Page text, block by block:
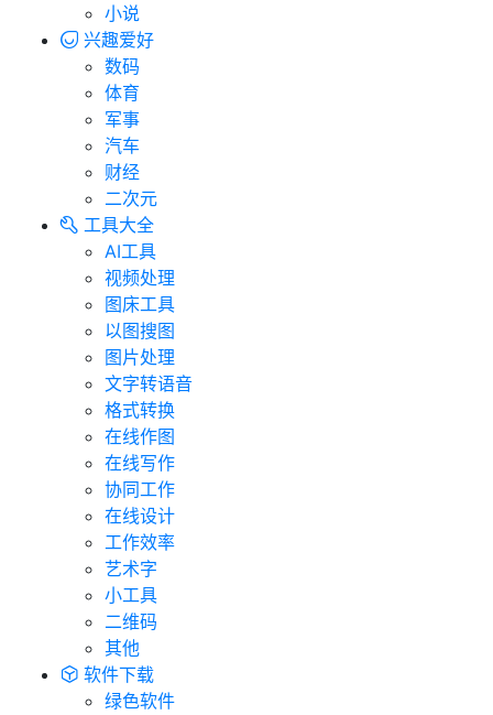
小说
兴趣爱好
数码
体育
军事
汽车
财经
二次元
工具大全
AI工具
视频处理
图床工具
以图搜图
图片处理
文字转语音
格式转换
在线作图
在线写作
协同工作
在线设计
工作效率
艺术字
小工具
二维码
其他
软件下载
绿色软件